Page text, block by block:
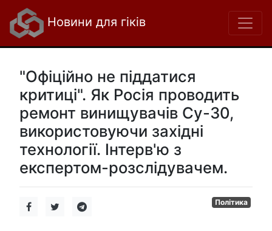
Новини для гіків
"Офіційно не піддатися
критиці". Як Росія проводить
ремонт винищувачів Су-30,
використовуючи західні
технології. Інтерв'ю з
експертом-розслідувачем.
Політика